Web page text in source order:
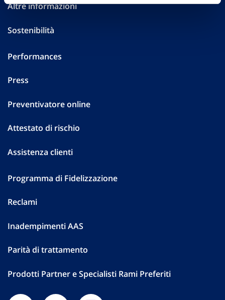
Altre informazioni
Sostenibilità
Performances
Press
Preventivatore online
Attestato di rischio
Assistenza clienti
Programma di Fidelizzazione
Reclami
Inadempimenti AAS
Parità di trattamento
Prodotti Partner e Specialisti Rami Preferiti